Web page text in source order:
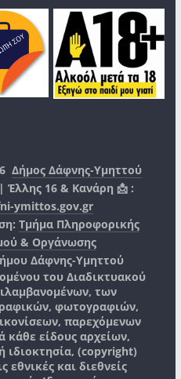
Δήμος Δάφνης-Υμηττού
Έλλης 16 & Κανάρη 📩 :
ymittos.gov.gr
Τμήμα Πληροφορικής
& Οργάνωσης
Δάφνης-Υμηττού
του Διαδικτυακού
των
φωτογραφιών,
παρεχόμενων
κάθε είδους αρχείων,
ιδιοκτησία, (copyright)
εθνικές και διεθνείς